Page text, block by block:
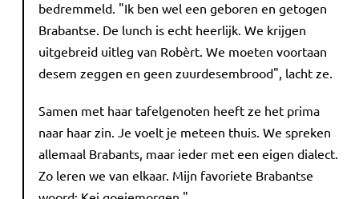
bedremmeld. "Ik ben wel een geboren en getogen
Brabantse. De lunch is echt heerlijk. We krijgen
uitgebreid uitleg van Robèrt. We moeten voortaan
desem zeggen en geen zuurdesembrood", lacht ze.
Samen met haar tafelgenoten heeft ze het prima
naar haar zin. Je voelt je meteen thuis. We spreken
allemaal Brabants, maar ieder met een eigen dialect.
Zo leren we van elkaar. Mijn favoriete Brabantse